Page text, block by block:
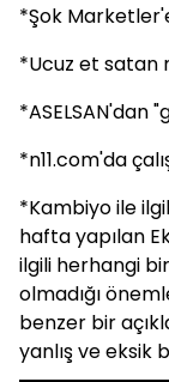
*Şok
*Ucuz et satan
*ASELSAN'dan
*n11.com'da
*Kambiyo ile
hafta yapılan
ilgili herhangi
olmadığı
benzer bir
yanlış ve eksik